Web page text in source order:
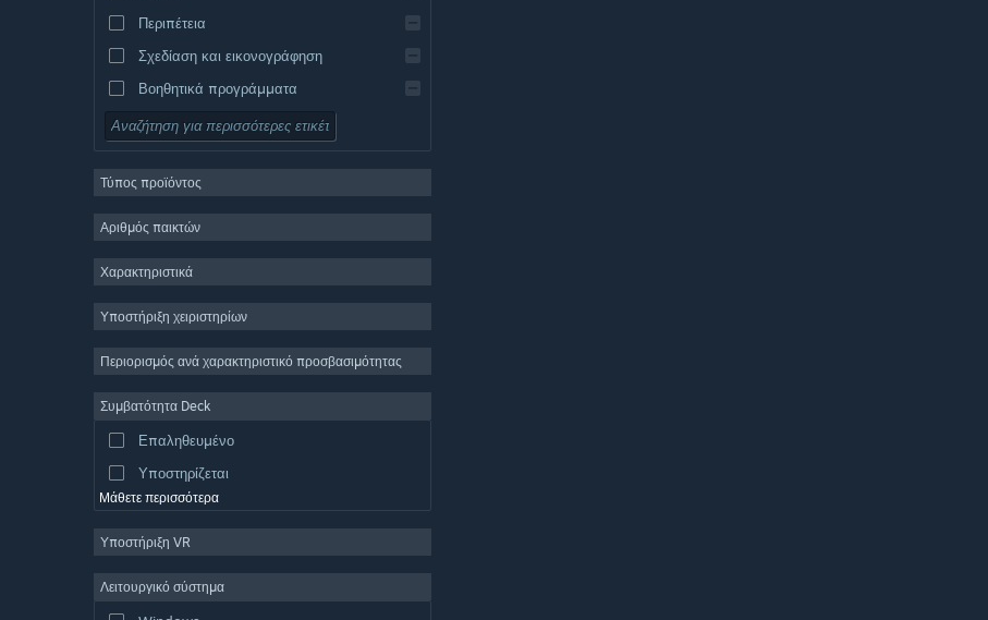
Περιπέτεια
Σχεδίαση και εικονογράφηση
Βοηθητικά προγράμματα
Δωρεάν για παίξιμο
Μαζικό πολλών παικτών
Indie
Χαλαρό
Προσομοίωση
Παραγωγή βίντεο
Επεξεργασία εικόνας
Τύπος προϊόντος
Αριθμός παικτών
Χαρακτηριστικά
Υποστήριξη χειριστηρίων
Περιορισμός ανά χαρακτηριστικό προσβασιμότητας
Συμβατότητα Deck
Επαληθευμένο
Υποστηρίζεται
Μάθετε περισσότερα
Υποστήριξη VR
Λειτουργικό σύστημα